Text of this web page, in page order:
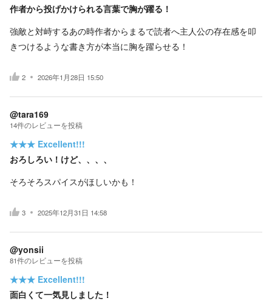
作者から投げかけられる言葉で胸が躍る！
強敵と対峙するあの時作者からまるで読者へ主人公の存在感を叩
きつけるような書き方が本当に胸を躍らせる！
2 2026年1月28日 15:50
@tara169
14件のレビューを投稿
★★★ Excellent!!!
おろしろい！けど、、、、
そろそろスパイスがほしいかも！
3 2025年12月31日 14:58
@yonsii
81件のレビューを投稿
★★★ Excellent!!!
面白くて一気見しました！